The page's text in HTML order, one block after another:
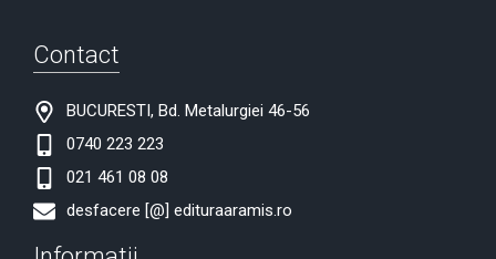
Contact
BUCURESTI, Bd. Metalurgiei 46-56
0740 223 223
021 461 08 08
desfacere [@] edituraaramis.ro